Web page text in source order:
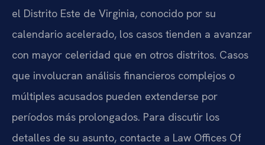
el Distrito Este de Virginia, conocido por su
calendario acelerado, los casos tienden a avanzar
con mayor celeridad que en otros distritos. Casos
que involucran análisis financieros complejos o
múltiples acusados pueden extenderse por
períodos más prolongados. Para discutir los
detalles de su asunto, contacte a Law Offices Of